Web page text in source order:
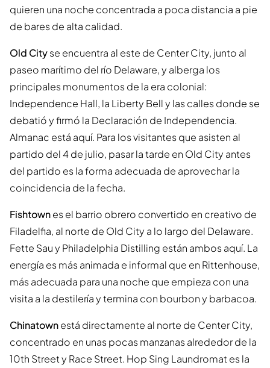
quieren una noche concentrada a poca distancia a pie
de bares de alta calidad.
Old Cityse encuentra al este de Center City, junto al
paseo marítimo del río Delaware, y alberga los
principales monumentos de la era colonial:
Independence Hall, la Liberty Bell y las calles donde se
debatió y firmó la Declaración de Independencia.
Almanac está aquí. Para los visitantes que asisten al
partido del 4 de julio, pasar la tarde en Old City antes
del partido es la forma adecuada de aprovechar la
coincidencia de la fecha.
Fishtownes el barrio obrero convertido en creativo de
Filadelfia, al norte de Old City a lo largo del Delaware.
Fette Sau y Philadelphia Distilling están ambos aquí. La
energía es más animada e informal que en Rittenhouse,
más adecuada para una noche que empieza con una
visita a la destilería y termina con bourbon y barbacoa.
Chinatownestá directamente al norte de Center City,
concentrado en unas pocas manzanas alrededor de la
10th Street y Race Street. Hop Sing Laundromat es la